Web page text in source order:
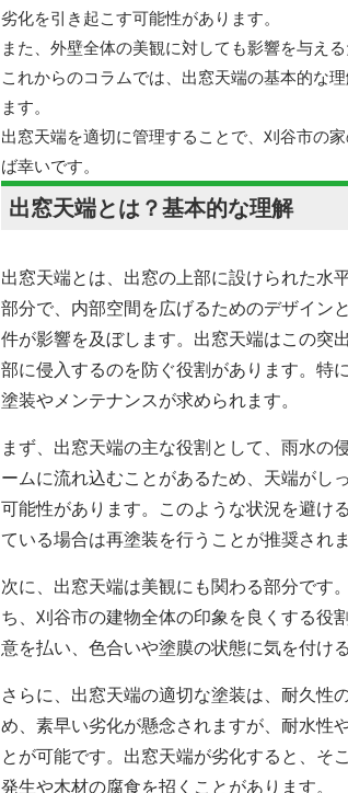
劣化を引き起こす可能性があります。
また、外壁全体の美観に対しても影響を与え
これからのコラムでは、出窓天端の基本的な
ます。
出窓天端を適切に管理することで、刈谷市の
ば幸いです。
出窓天端とは？基本的な理解
出窓天端とは、出窓の上部に設けられた水
部分で、内部空間を広げるためのデザイン
件が影響を及ぼします。出窓天端はこの突
部に侵入するのを防ぐ役割があります。特
塗装やメンテナンスが求められます。
まず、出窓天端の主な役割として、雨水の
ームに流れ込むことがあるため、天端がし
可能性があります。このような状況を避け
ている場合は再塗装を行うことが推奨されま
次に、出窓天端は美観にも関わる部分です。
ち、刈谷市の建物全体の印象を良くする役
意を払い、色合いや塗膜の状態に気を付け
さらに、出窓天端の適切な塗装は、耐久性
め、素早い劣化が懸念されますが、耐水性
とが可能です。出窓天端が劣化すると、そ
発生や木材の腐食を招くことがあります。